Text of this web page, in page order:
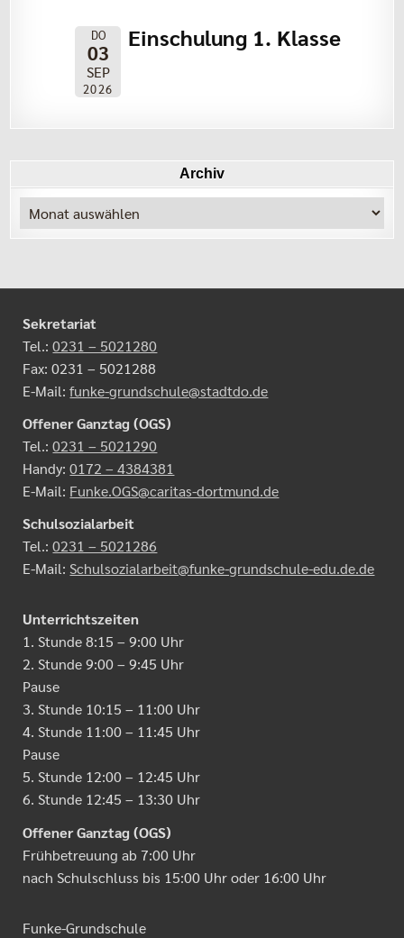
DO
03
SEP
2026
Einschulung 1. Klasse
Archiv
Archiv
Sekretariat
Tel.:0231 – 5021280
Fax: 0231 – 5021288
E-Mail:funke-grundschule@stadtdo.de
Offener Ganztag (OGS)
Tel.:0231 – 5021290
Handy:0172 – 4384381
E-Mail: Funke.OGS@caritas-dortmund.de
Schulsozialarbeit
Tel.:0231 – 5021286
E-Mail: Schulsozialarbeit@funke-grundschule-edu.de.de
Unterrichtszeiten
1. Stunde 8:15 – 9:00 Uhr
2. Stunde 9:00 – 9:45 Uhr
Pause
3. Stunde 10:15 – 11:00 Uhr
4. Stunde 11:00 – 11:45 Uhr
Pause
5. Stunde 12:00 – 12:45 Uhr
6. Stunde 12:45 – 13:30 Uhr
Offener Ganztag (OGS)
Frühbetreuung ab 7:00 Uhr
nach Schulschluss bis 15:00 Uhr oder 16:00 Uhr
Funke-Grundschule